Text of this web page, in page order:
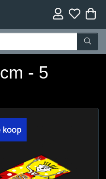
- 5
koop